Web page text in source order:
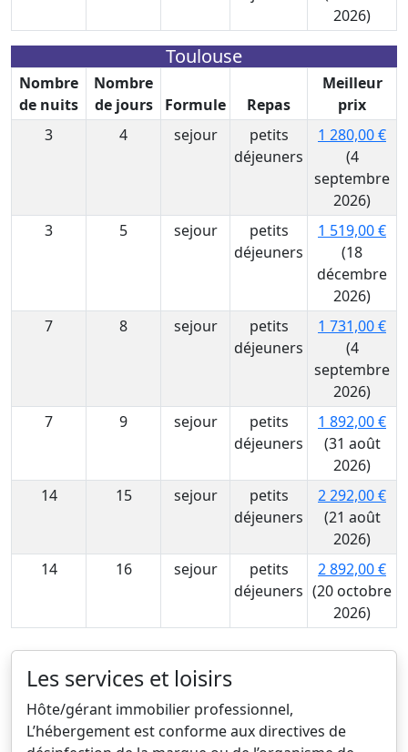
2026)
Toulouse
Nombre
de nuits
Nombre
de jours
Formule Repas
Meilleur
prix
3
4 sejour
petits
déjeuners
1 280,00 €
(4
septembre
2026)
3
5 sejour
petits
déjeuners
1 519,00 €
(18
décembre
2026)
7
8 sejour
petits
déjeuners
1 731,00 €
(4
septembre
2026)
7
9 sejour
petits
déjeuners
1 892,00 €
(31 août
2026)
14
15 sejour
petits
déjeuners
2 292,00 €
(21 août
2026)
14
16 sejour
petits
déjeuners
2 892,00 €
(20 octobre
2026)
Les services et loisirs
Hôte/gérant immobilier professionnel,
L’hébergement est conforme aux directives de